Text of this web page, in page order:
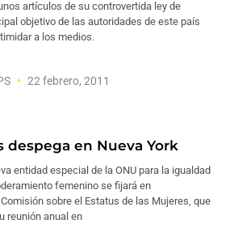
artículos de su controvertida ley de
objetivo de las autoridades de este país
a los medios.
22 febrero, 2011
despega en Nueva York
entidad especial de la ONU para la igualdad
femenino se fijará en
sobre el Estatus de las Mujeres, que
reunión anual en